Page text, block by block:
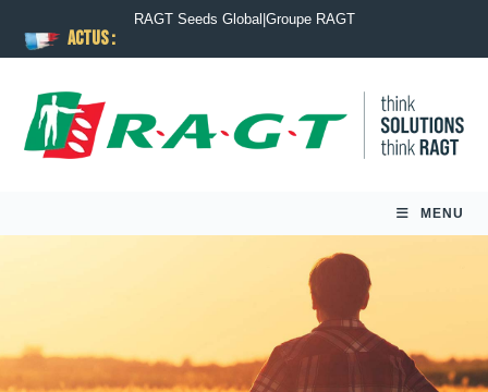
ACTUS :
RAGT Seeds Global Groupe RAGT
MENU